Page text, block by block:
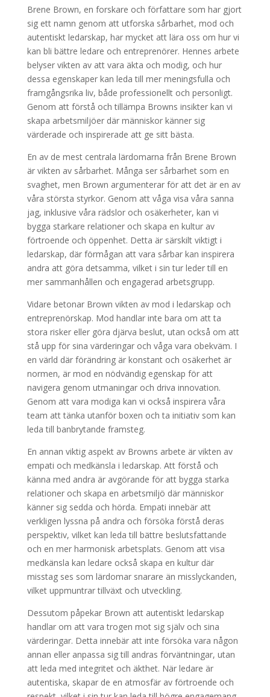
Brene Brown, en forskare och författare som har gjort
sig ett namn genom att utforska sårbarhet, mod och
autentiskt ledarskap, har mycket att lära oss om hur vi
kan bli bättre ledare och entreprenörer. Hennes arbete
belyser vikten av att vara äkta och modig, och hur
dessa egenskaper kan leda till mer meningsfulla och
framgångsrika liv, både professionellt och personligt.
Genom att förstå och tillämpa Browns insikter kan vi
skapa arbetsmiljöer där människor känner sig
värderade och inspirerade att ge sitt bästa.
En av de mest centrala lärdomarna från Brene Brown
är vikten av sårbarhet. Många ser sårbarhet som en
svaghet, men Brown argumenterar för att det är en av
våra största styrkor. Genom att våga visa våra sanna
jag, inklusive våra rädslor och osäkerheter, kan vi
bygga starkare relationer och skapa en kultur av
förtroende och öppenhet. Detta är särskilt viktigt i
ledarskap, där förmågan att vara sårbar kan inspirera
andra att göra detsamma, vilket i sin tur leder till en
mer sammanhållen och engagerad arbetsgrupp.
Vidare betonar Brown vikten av mod i ledarskap och
entreprenörskap. Mod handlar inte bara om att ta
stora risker eller göra djärva beslut, utan också om att
stå upp för sina värderingar och våga vara obekväm. I
en värld där förändring är konstant och osäkerhet är
normen, är mod en nödvändig egenskap för att
navigera genom utmaningar och driva innovation.
Genom att vara modiga kan vi också inspirera våra
team att tänka utanför boxen och ta initiativ som kan
leda till banbrytande framsteg.
En annan viktig aspekt av Browns arbete är vikten av
empati och medkänsla i ledarskap. Att förstå och
känna med andra är avgörande för att bygga starka
relationer och skapa en arbetsmiljö där människor
känner sig sedda och hörda. Empati innebär att
verkligen lyssna på andra och försöka förstå deras
perspektiv, vilket kan leda till bättre beslutsfattande
och en mer harmonisk arbetsplats. Genom att visa
medkänsla kan ledare också skapa en kultur där
misstag ses som lärdomar snarare än misslyckanden,
vilket uppmuntrar tillväxt och utveckling.
Dessutom påpekar Brown att autentiskt ledarskap
handlar om att vara trogen mot sig själv och sina
värderingar. Detta innebär att inte försöka vara någon
annan eller anpassa sig till andras förväntningar, utan
att leda med integritet och äkthet. När ledare är
autentiska, skapar de en atmosfär av förtroende och